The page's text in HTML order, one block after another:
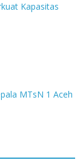
Kapasitas
MTsN 1 Aceh